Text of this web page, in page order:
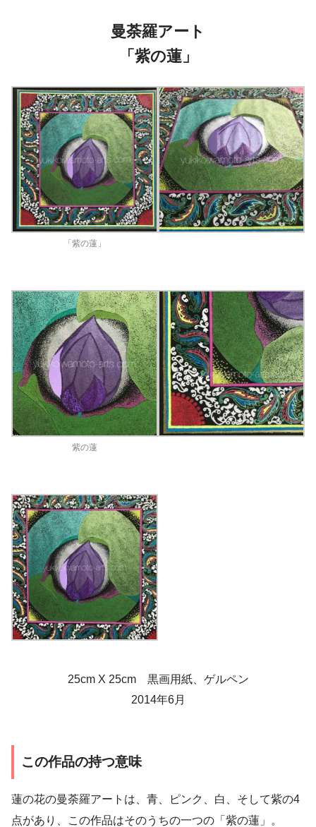
曼荼羅アート
「紫の蓮」
「紫の蓮」
紫の蓮
25cm X 25cm 黒画用紙、ゲルペン
2014年6月
この作品の持つ意味
蓮の花の曼荼羅アートは、青、ピンク、白、そして紫の4
点があり、この作品はそのうちの一つの「紫の蓮」。